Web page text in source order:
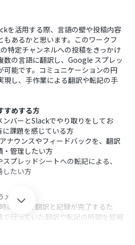
を活用する際、言語の壁や投稿内容
もあるかと思います。このワークフ
特定チャンネルへの投稿をきっかけ
数の言語に翻訳し、Google スプレッ
可能です。コミュニケーションの円
現し、手作業による翻訳や転記の手
すめする方
ンバーとSlackでやり取りをしてお
に課題を感じている方
ナウンスやフィードバックを、翻訳
・管理したい方
プレッドシートへの転記による、
したい方
リット
に自動で翻訳と記録が完了するた
で行っていた翻訳や転記の時間を短縮